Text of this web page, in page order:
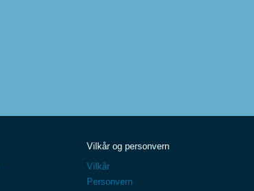
Vilkår og personvern
Vilkår
Personvern